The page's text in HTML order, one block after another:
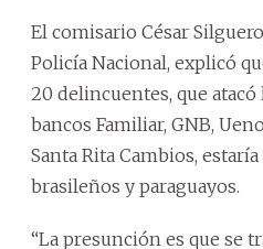
El comisario César
Policía Nacional, explicó
20 delincuentes, que atacó
bancos Familiar, GNB,
Santa Rita Cambios,
brasileños y paraguayos.
“La presunción es que se